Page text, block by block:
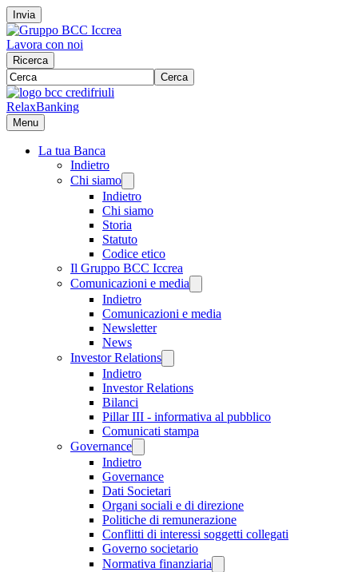
Invia
Lavora con noi
Ricerca
Cerca
RelaxBanking
Menu
La tua Banca
Indietro
Chi siamo
Indietro
Chi siamo
Storia
Statuto
Codice etico
Il Gruppo BCC Iccrea
Comunicazioni e media
Indietro
Comunicazioni e media
Newsletter
News
Investor Relations
Indietro
Investor Relations
Bilanci
Pillar III - informativa al pubblico
Comunicati stampa
Governance
Indietro
Governance
Dati Societari
Organi sociali e di direzione
Politiche di remunerazione
Conflitti di interessi soggetti collegati
Governo societario
Normativa finanziaria